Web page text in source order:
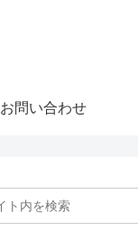
お問い合わせ